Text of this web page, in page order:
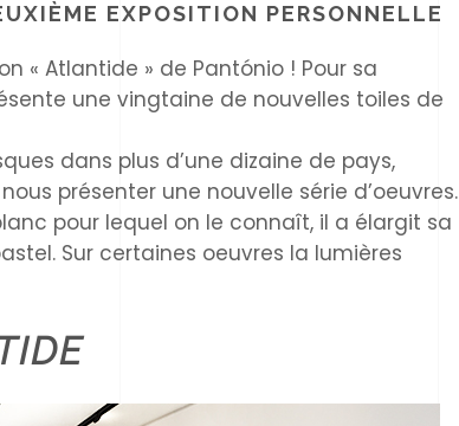
EXPOSITION PERSONNELLE
« Atlantide » de Pantónio ! Pour sa
une vingtaine de nouvelles toiles de
dans plus d’une dizaine de pays,
présenter une nouvelle série d’oeuvres.
pour lequel on le connaît, il a élargit sa
Sur certaines oeuvres la lumières